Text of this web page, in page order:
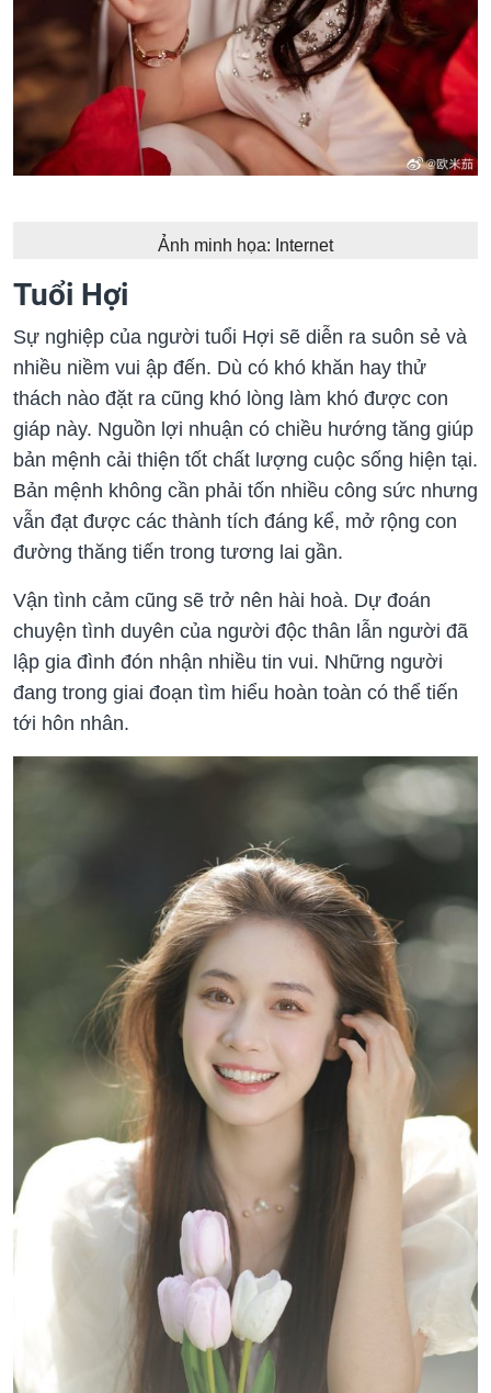
Ảnh minh họa: Internet
Tuổi Hợi
Sự nghiệp của người tuổi Hợi sẽ diễn ra suôn sẻ và
nhiều niềm vui ập đến. Dù có khó khăn hay thử
thách nào đặt ra cũng khó lòng làm khó được con
giáp này. Nguồn lợi nhuận có chiều hướng tăng giúp
bản mệnh cải thiện tốt chất lượng cuộc sống hiện tại.
Bản mệnh không cần phải tốn nhiều công sức nhưng
vẫn đạt được các thành tích đáng kể, mở rộng con
đường thăng tiến trong tương lai gần.
Vận tình cảm cũng sẽ trở nên hài hoà. Dự đoán
chuyện tình duyên của người độc thân lẫn người đã
lập gia đình đón nhận nhiều tin vui. Những người
đang trong giai đoạn tìm hiểu hoàn toàn có thể tiến
tới hôn nhân.